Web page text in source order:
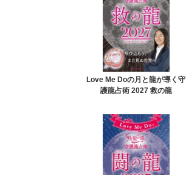
Love Me Doの月と龍が導く守
護龍占術 2027 救の龍